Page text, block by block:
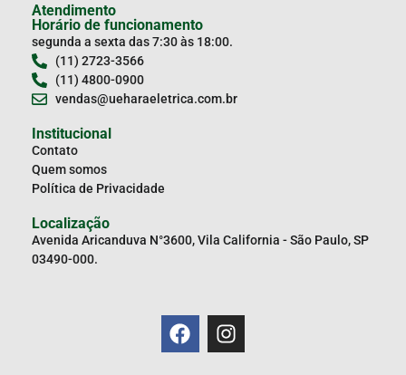
Atendimento
Horário de funcionamento
segunda a sexta das 7:30 às 18:00.
(11) 2723-3566
(11) 4800-0900
vendas@ueharaeletrica.com.br
Institucional
Contato
Quem somos
Política de Privacidade
Localização
Avenida Aricanduva N°3600, Vila California - São Paulo, SP
03490-000.